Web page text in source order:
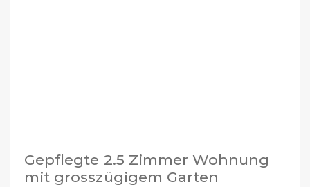
Gepflegte 2.5 Zimmer Wohnung
mit grosszügigem Garten